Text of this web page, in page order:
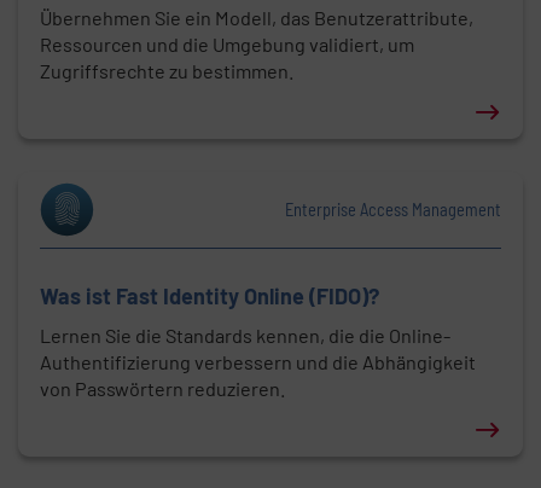
Übernehmen Sie ein Modell, das Benutzerattribute,
Ressourcen und die Umgebung validiert, um
Zugriffsrechte zu bestimmen.
Enterprise Access Management
Was ist Fast Identity Online (FIDO)?
Lernen Sie die Standards kennen, die die Online-
Authentifizierung verbessern und die Abhängigkeit
von Passwörtern reduzieren.